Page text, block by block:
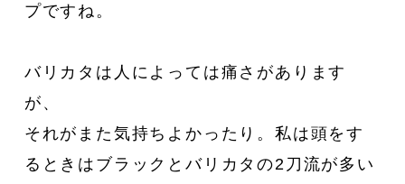
プですね。
バリカタは人によっては痛さがあります
が、
それがまた気持ちよかったり。私は頭をす
るときはブラックとバリカタの2刀流が多い